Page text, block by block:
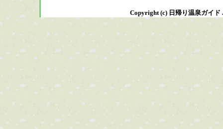
Copyright (c) 日帰り温泉ガイド